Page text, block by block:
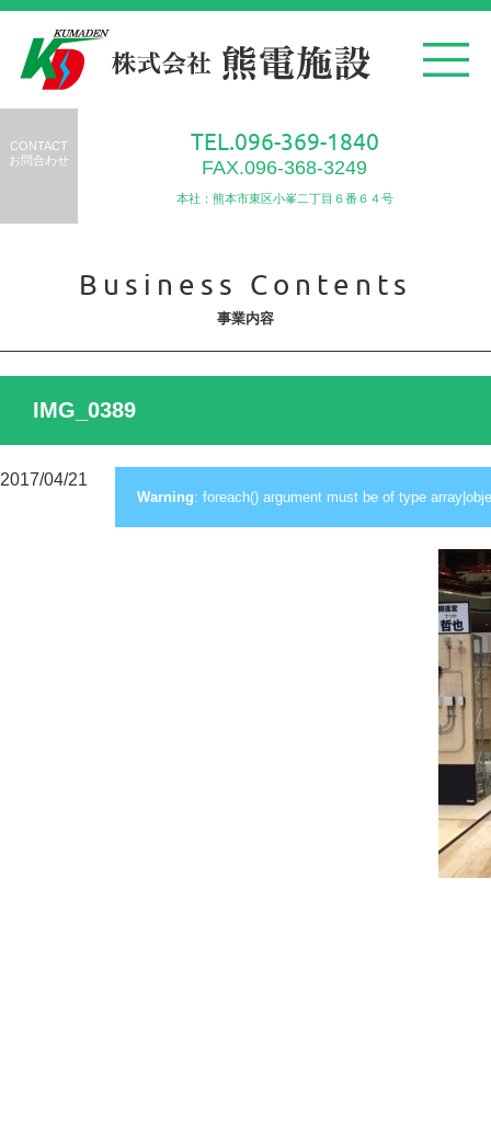
CONTACT
お問合わせ
TEL.096-369-1840
FAX.096-368-3249
本社：熊本市東区小峯二丁目６番６４号
Business Contents
事業内容
IMG_0389
2017/04/21
Warning: foreach() argument must be of type